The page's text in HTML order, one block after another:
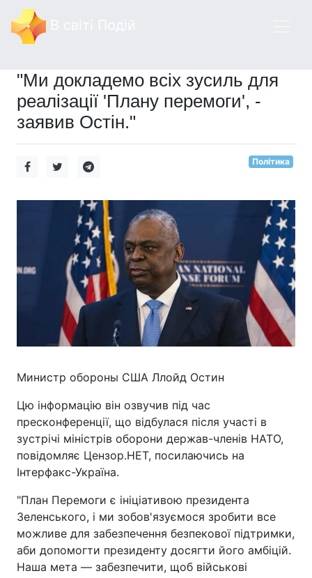
"Ми докладемо всіх зусиль для
реалізації 'Плану перемоги', -
заявив Остін."
Політика
Министр обороны США Ллойд Остин
Цю інформацію він озвучив під час
пресконференції, що відбулася після участі в
зустрічі міністрів оборони держав-членів НАТО,
повідомляє Цензор.НЕТ, посилаючись на
Інтерфакс-Україна.
"План Перемоги є ініціативою президента
Зеленського, і ми зобов'язуємося зробити все
можливе для забезпечення безпекової підтримки,
аби допомогти президенту досягти його амбіцій.
Наша мета — забезпечити, щоб військові